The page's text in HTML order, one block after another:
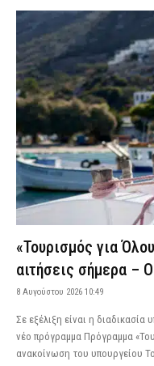
«Τουρισμός για
αιτήσεις σήμερα –
8 Αυγούστου 2026 10:49
Σε εξέλιξη είναι η
νέο πρόγραμμα Πρόγραμμα